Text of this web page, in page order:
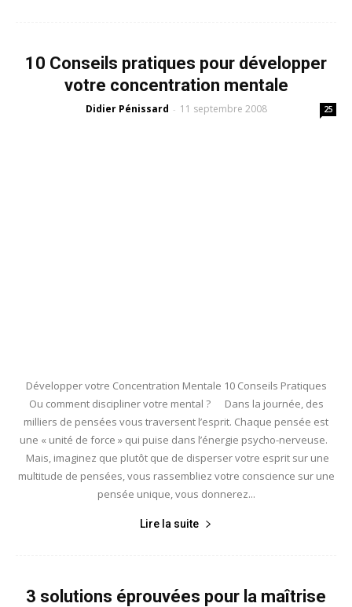
10 Conseils pratiques pour développer
votre concentration mentale
Didier Pénissard - 11 septembre 2008 25
Développer votre Concentration Mentale 10 Conseils Pratiques
Ou comment discipliner votre mental ? Dans la journée, des
milliers de pensées vous traversent l’esprit. Chaque pensée est
une « unité de force » qui puise dans l’énergie psycho-nerveuse.
Mais, imaginez que plutôt que de disperser votre esprit sur une
multitude de pensées, vous rassembliez votre conscience sur une
pensée unique, vous donnerez...
Lire la suite
3 solutions éprouvées pour la maîtrise